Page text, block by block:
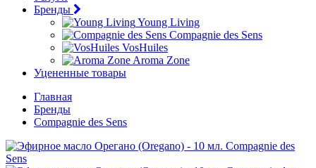
Бренды
Young Living
Compagnie des Sens
VosHuiles
Aroma Zone
Уцененные товары
Главная
Бренды
Compagnie des Sens